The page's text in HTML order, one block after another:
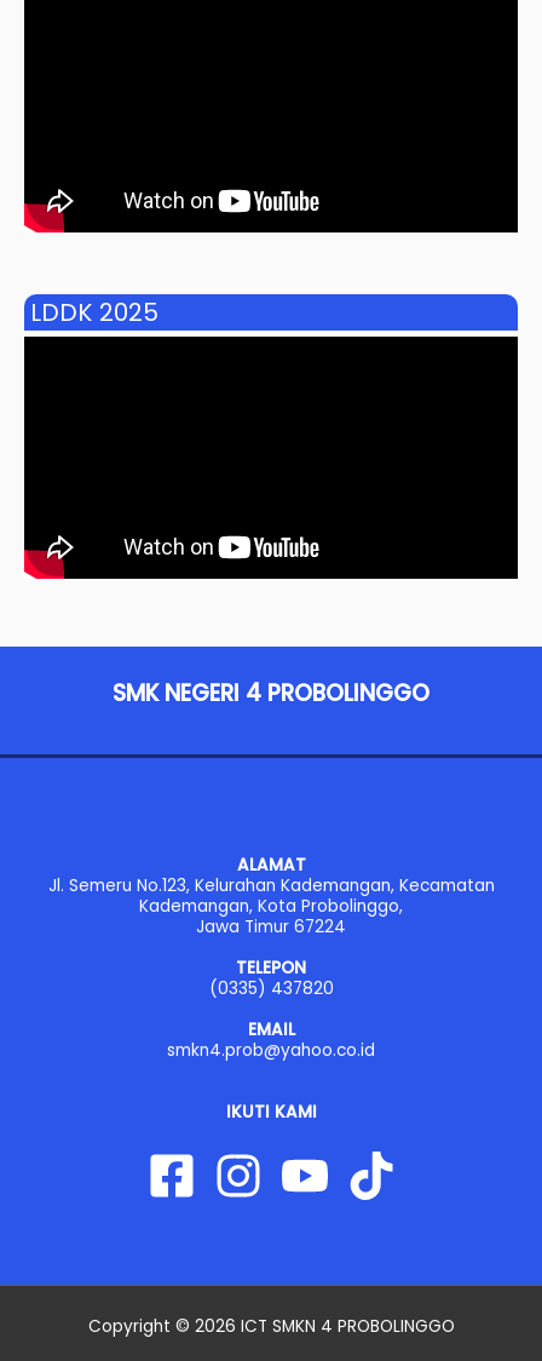
LDDK 2025
SMK NEGERI 4 PROBOLINGGO
ALAMAT
Jl. Semeru No.123, Kelurahan Kademangan, Kecamatan
Kademangan, Kota Probolinggo,
Jawa Timur 67224
TELEPON
(0335) 437820
EMAIL
smkn4.prob@yahoo.co.id
IKUTI KAMI
Copyright © 2026 ICT SMKN 4 PROBOLINGGO